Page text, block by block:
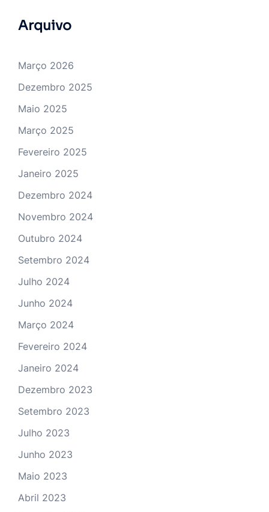
Arquivo
Março 2026
Dezembro 2025
Maio 2025
Março 2025
Fevereiro 2025
Janeiro 2025
Dezembro 2024
Novembro 2024
Outubro 2024
Setembro 2024
Julho 2024
Junho 2024
Março 2024
Fevereiro 2024
Janeiro 2024
Dezembro 2023
Setembro 2023
Julho 2023
Junho 2023
Maio 2023
Abril 2023